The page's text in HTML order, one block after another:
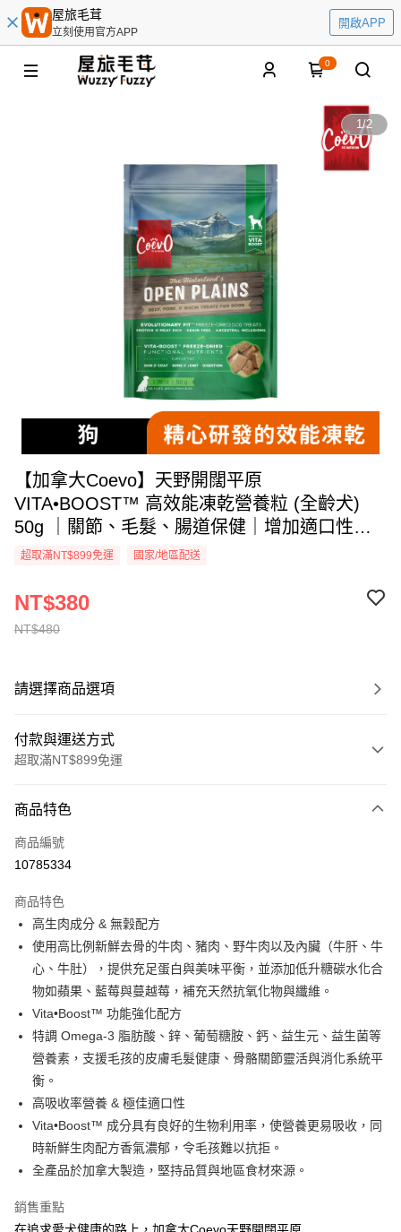
屋旅毛茸
立刻使用官方APP
開啟APP
0
1/2
【加拿大Coevo】天野開闊平原
VITA•BOOST™ 高效能凍乾營養粒 (全齡犬)
50g ｜關節、毛髮、腸道保健｜增加適口性、
補充額外營養
超取滿NT$899免運 國家/地區配送
NT$480
NT$380
請選擇商品選項
付款與運送方式
超取滿NT$899免運
信用卡一次付款
超商取貨付款
Apple Pay
街口支付
悠遊付
ATM付款
運送方式
每筆NT$60，滿NT$899(含以上)免運費
7-11取貨付款
每筆NT$60，滿NT$899(含以上)免運費
宅配
商品特色
商品編號
10785334
商品特色
高生肉成分 & 無穀配方
使用高比例新鮮去骨的牛肉、豬肉、野牛肉以及內臟（牛肝、牛
心、牛肚），提供充足蛋白與美味平衡，並添加低升糖碳水化合
物如蘋果、藍莓與蔓越莓，補充天然抗氧化物與纖維。
Vita•Boost™ 功能強化配方
特調 Omega‑3 脂肪酸、鋅、葡萄糖胺、鈣、益生元、益生菌等
營養素，支援毛孩的皮膚毛髮健康、骨骼關節靈活與消化系統平
衡。
高吸收率營養 & 極佳適口性
Vita•Boost™ 成分具有良好的生物利用率，使營養更易吸收，同
時新鮮生肉配方香氣濃郁，令毛孩難以抗拒。
全產品於加拿大製造，堅持品質與地區食材來源。
銷售重點